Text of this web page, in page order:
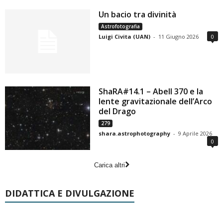
Un bacio tra divinità
Astrofotografia
Luigi Civita (UAN) - 11 Giugno 2026 0
ShaRA#14.1 – Abell 370 e la
lente gravitazionale dell’Arco
del Drago
279
shara.astrophotography - 9 Aprile 2026
0
Carica altri
DIDATTICA E DIVULGAZIONE